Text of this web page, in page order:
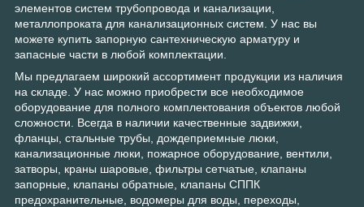
элементов систем трубопровода и канализации,
металлопроката для канализационных систем. У нас вы
можете купить запорную сантехническую арматуру и
запасные части в любой комплектации.
Мы предлагаем широкий ассортимент продукции из наличия
на складе. У нас можно приобрести все необходимое
оборудование для полного комплектования объектов любой
сложности. Всегда в наличии качественные задвижки,
фланцы, стальные трубы, дождеприемные люки,
канализационные люки, пожарное оборудование, вентили,
затворы, краны шаровые, фильтры сетчатые, клапаны
запорные, клапаны обратные, клапаны СППК
предохранительные, водомеры для воды, переходы,